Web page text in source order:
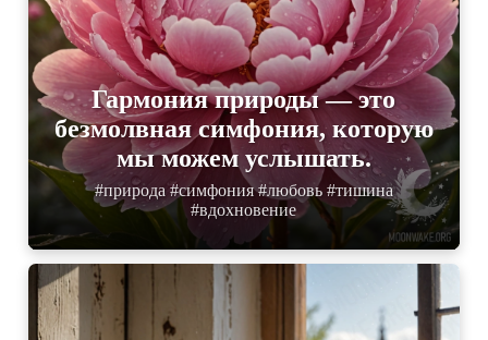
Гармония природы — это
безмолвная симфония, которую
мы можем услышать.
#природа #симфония #любовь #тишина
#вдохновение